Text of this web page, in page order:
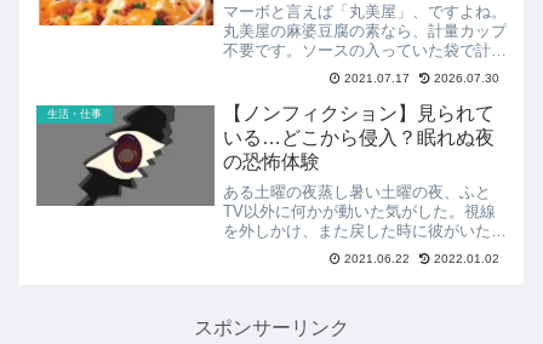
マーボと言えば「丸美屋」、ですよね。
丸美屋の麻婆豆腐の素なら、計量カップ
不要です。ソースの入っていた袋で計量
できますよ。ソースをうまく出せます
か？丸美屋麻婆豆腐の素には、ソースに
ひき肉が入っている、ってところが最大
の特徴です。私は物足りない...
2021.07.17 2026.07.30
生活・仕事
【ノンフィクション】見られて
いる…どこから侵入？眠れぬ夜
の恐怖体験
ある土曜の夜蒸し暑い土曜の夜、ふと
TV以外に何かが動いた気がした。視線
を外しかけ、また戻した時に彼がいた。
目と目が合った気がした。「信じられ
ん…」そう呟きながらも心は意外に落ち
2021.06.22 2022.01.02
スポンサーリンク